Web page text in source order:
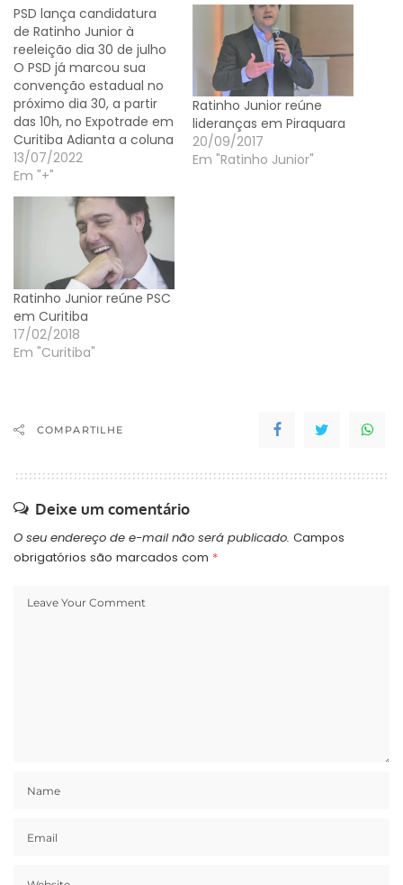
PSD lança candidatura
de Ratinho Junior à
reeleição dia 30 de julho
O PSD já marcou sua
convenção estadual no
próximo dia 30, a partir
das 10h, no Expotrade em
Curitiba Adianta a coluna
Palavra Livre do GDia que,
no encontro será
lançada oficialmente a
candidatura do
governador Ratinho
Junior à reeleição e as
chapas dos candidatos a
deputado federal e a…
13/07/2022
Em "+"
Ratinho Junior reúne
lideranças em Piraquara
20/09/2017
Em "Ratinho Junior"
Ratinho Junior reúne PSC
em Curitiba
17/02/2018
Em "Curitiba"
COMPARTILHE
Deixe um comentário
O seu endereço de e-mail não será publicado. Campos
obrigatórios são marcados com *